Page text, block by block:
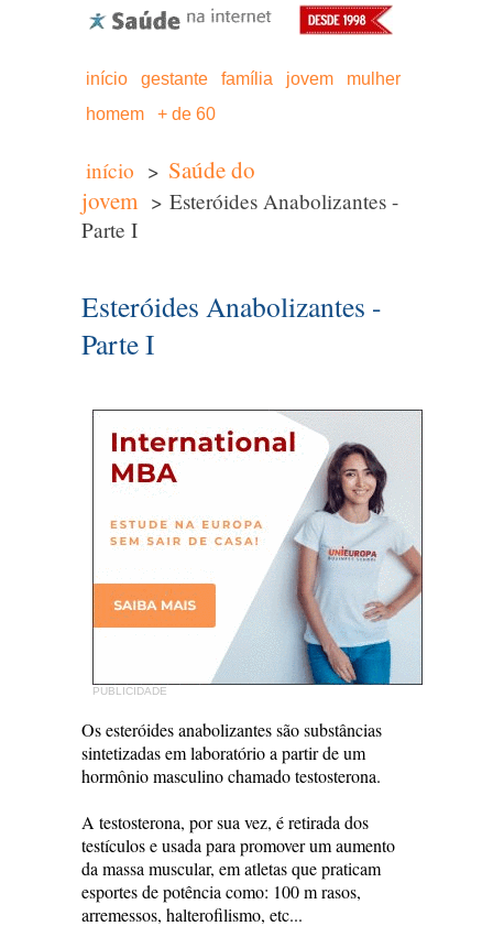
início gestante família jovem
mulher
homem
+ de 60
início > Saúde do
jovem > Esteróides Anabolizantes -
Parte I
Esteróides Anabolizantes -
Parte I
PUBLICIDADE
Os esteróides anabolizantes são substâncias
sintetizadas em laboratório a partir de um
hormônio masculino chamado testosterona.
A testosterona, por sua vez, é retirada dos
testículos e usada para promover um aumento
da massa muscular, em atletas que praticam
esportes de potência como: 100 m rasos,
arremessos, halterofilismo, etc...